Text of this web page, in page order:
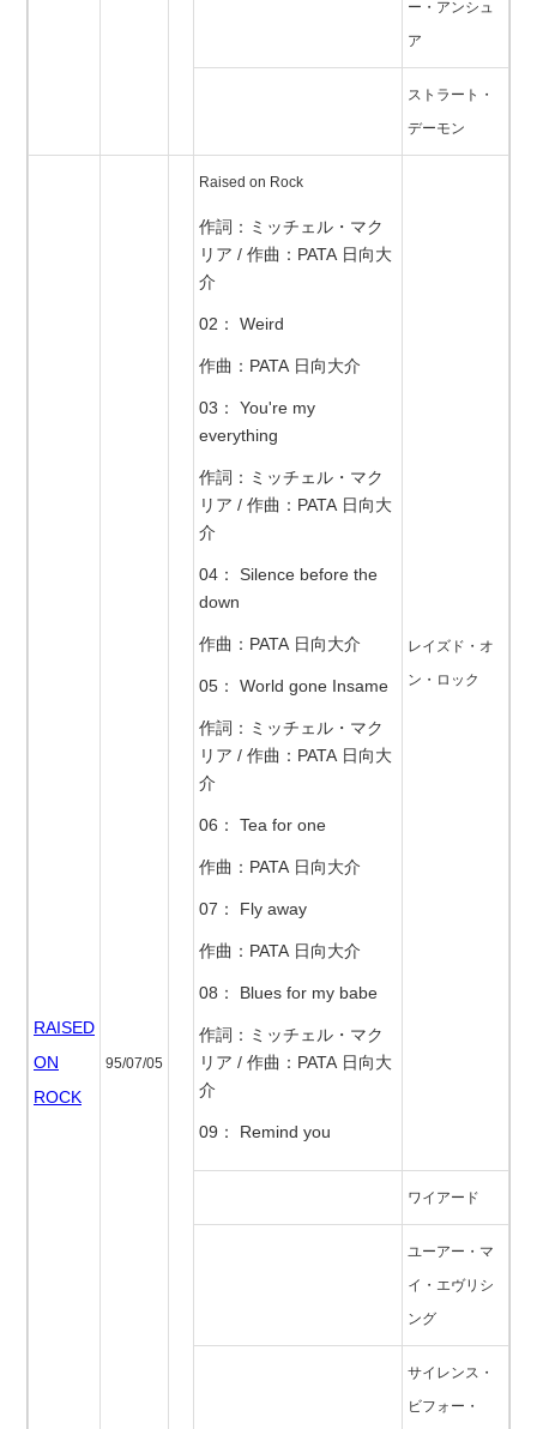
ー・アンシュ
ア
ストラート・
デーモン
RAISED
ON
ROCK
95/07/05
Raised on Rock
作詞：ミッチェル・マク
リア / 作曲：PATA 日向大
介
02： Weird
作曲：PATA 日向大介
03： You're my
everything
作詞：ミッチェル・マク
リア / 作曲：PATA 日向大
介
04： Silence before the
down
作曲：PATA 日向大介
05： World gone Insame
作詞：ミッチェル・マク
リア / 作曲：PATA 日向大
介
06： Tea for one
作曲：PATA 日向大介
07： Fly away
作曲：PATA 日向大介
08： Blues for my babe
作詞：ミッチェル・マク
リア / 作曲：PATA 日向大
介
09： Remind you
レイズド・オ
ン・ロック
ワイアード
ユーアー・マ
イ・エヴリシ
ング
サイレンス・
ビフォー・